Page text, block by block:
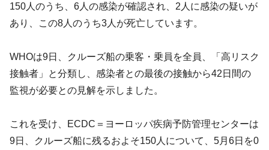
150人のうち、6人の感染が確認され、2人に感染の疑いが
あり、この8人のうち3人が死亡しています。
WHOは9日、クルーズ船の乗客・乗員を全員、「高リスク
接触者」と分類し、感染者との最後の接触から42日間の
監視が必要との見解を示しました。
これを受け、ECDC＝ヨーロッパ疾病予防管理センターは
9日、クルーズ船に残るおよそ150人について、5月6日を0